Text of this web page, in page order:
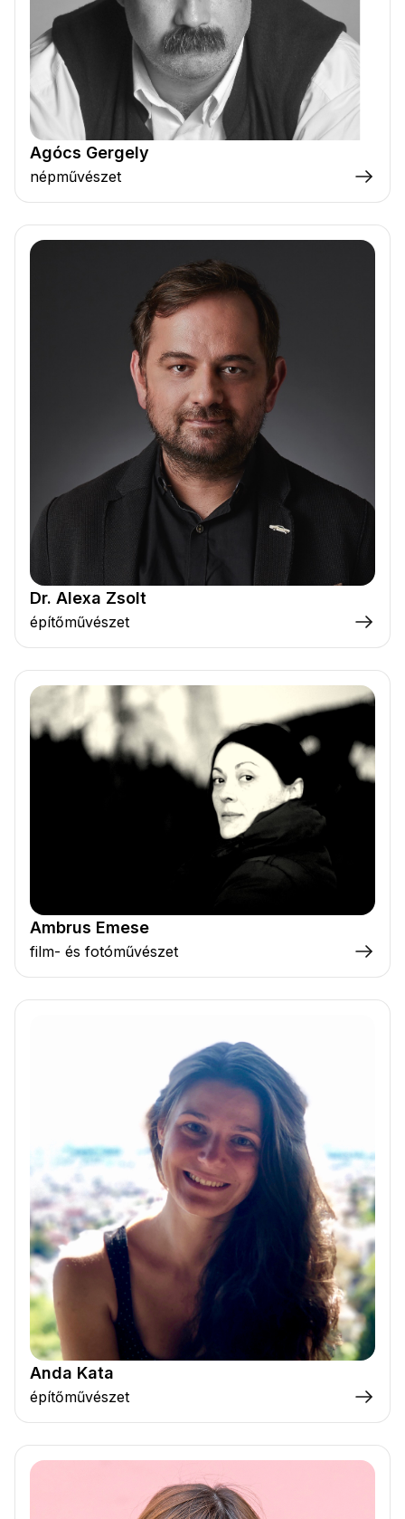
Agócs Gergely
népművészet
Dr. Alexa Zsolt
építőművészet
Ambrus Emese
film- és fotóművészet
Anda Kata
építőművészet